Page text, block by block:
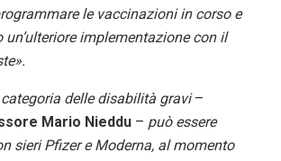
le vaccinazioni in corso e
implementazione con il
delle disabilità gravi–
Mario Nieddu – può essere
sieri Pfizer e Moderna, al momento